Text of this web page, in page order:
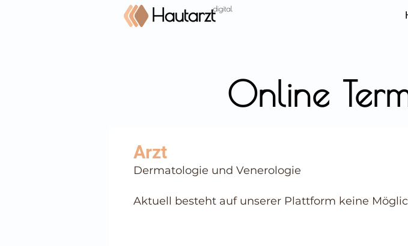
Dermatologie und Venerologie
⠀
Online
Aktuell besteht auf unserer Plattform keine